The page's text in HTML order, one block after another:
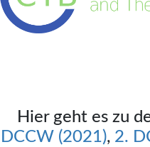
Hier geht es zu
DCCW (2021), 2.